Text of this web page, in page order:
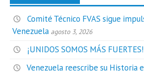
Comité Técnico FVAS sigue
Venezuela agosto 3, 2026
¡UNIDOS SOMOS MÁS FUERTES!
Venezuela reescribe su Historia